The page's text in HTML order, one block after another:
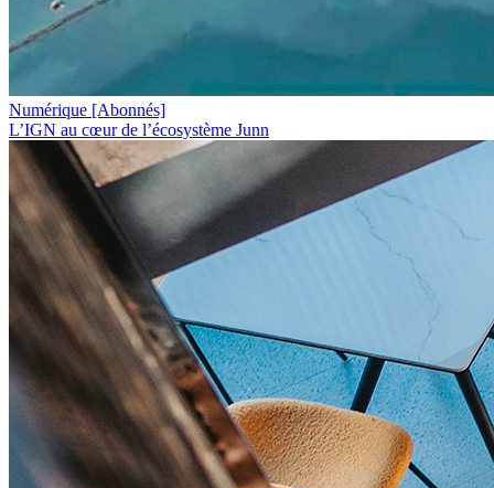
Numérique [Abonnés]
L’IGN au cœur de l’écosystème Junn